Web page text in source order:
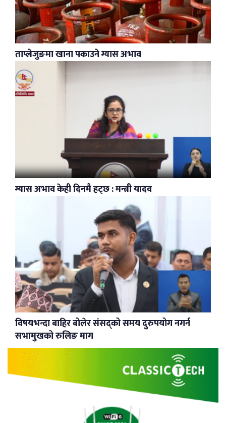
ताप्लेजुङमा खाना पकाउने ग्यास अभाव
ग्यास अभाव केही दिनमै हट्छ : मन्त्री यादव
विषयभन्दा बाहिर बोलेर संसद्को समय दुरुपयोग नगर्न
सभामुखको रुलिङ माग